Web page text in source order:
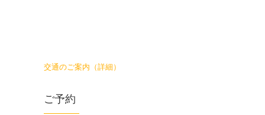
交通のご案内（詳細）
ご予約